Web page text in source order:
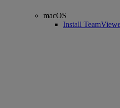
macOS
Install